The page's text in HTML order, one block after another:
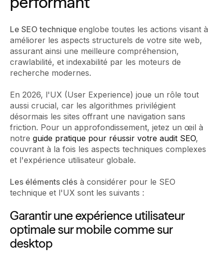
Le SEO technique englobe toutes les actions visant à
améliorer les aspects structurels de votre site web,
assurant ainsi une meilleure compréhension,
crawlabilité, et indexabilité par les moteurs de
recherche modernes.
En 2026, l'UX (User Experience) joue un rôle tout
aussi crucial, car les algorithmes privilégient
désormais les sites offrant une navigation sans
friction. Pour un approfondissement, jetez un œil à
notre guide pratique pour réussir votre audit SEO,
couvrant à la fois les aspects techniques complexes
et l'expérience utilisateur globale.
Les éléments clés à considérer pour le SEO
technique et l'UX sont les suivants :
Garantir une expérience utilisateur
optimale sur mobile comme sur
desktop